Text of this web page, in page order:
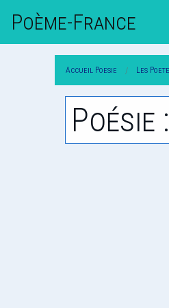
Poème-FrAnce
Accueil Poesie Les